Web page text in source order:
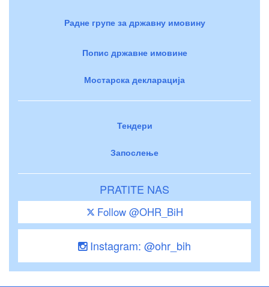
Радне групе за државну имовину
Попис државне имовине
Мостарска декларација
Тендери
Запослење
PRATITE NAS
Follow @OHR_BiH
Instagram: @ohr_bih